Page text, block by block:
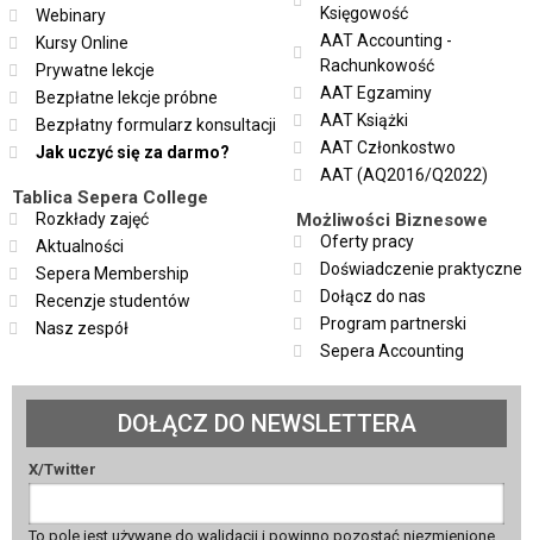
Webinary
Kursy Online
Prywatne lekcje
Bezpłatne lekcje próbne
Bezpłatny formularz konsultacji
Jak uczyć się za darmo?
Tablica Sepera College
Rozkłady zajęć
Aktualności
Sepera Membership
Recenzje studentów
Nasz zespół
Księgowość
AAT Accounting -
Rachunkowość
AAT Egzaminy
AAT Książki
AAT Członkostwo
AAT (AQ2016/Q2022)
Możliwości Biznesowe
Oferty pracy
Doświadczenie praktyczne
Dołącz do nas
Program partnerski
Sepera Accounting
DOŁĄCZ DO NEWSLETTERA
X/Twitter
To pole jest używane do walidacji i powinno pozostać niezmienione.